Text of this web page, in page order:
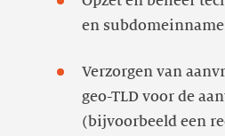
en
Verzorgen van
geo-TLD voor de